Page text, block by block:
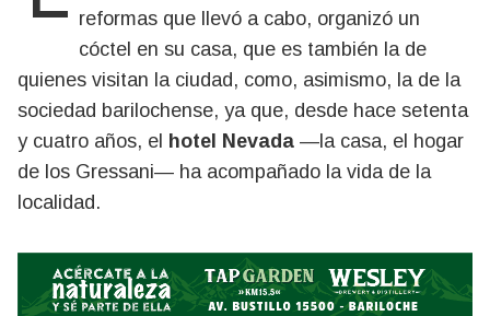
reformas que llevó a cabo, organizó un
cóctel en su casa, que es también la de
quienes visitan la ciudad, como, asimismo, la de la
sociedad barilochense, ya que, desde hace setenta
y cuatro años, el hotel Nevada —la casa, el hogar
de los Gressani— ha acompañado la vida de la
localidad.